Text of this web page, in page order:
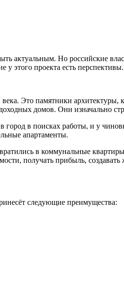
актуальным. Но российские
этого проекта есть перспективы.
Это памятники архитектуры,
домов. Они изначально
в поисках работы, и у
апартаменты.
в коммунальные
получать прибыль,
следующие преимущества: